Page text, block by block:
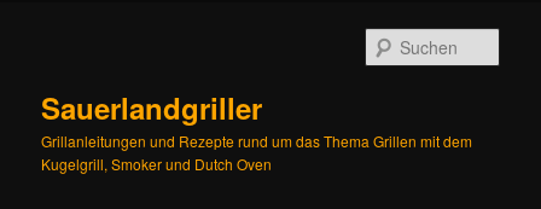
Sauerlandgriller
Grillanleitungen und Rezepte rund um das Thema Grillen mit dem
Kugelgrill, Smoker und Dutch Oven